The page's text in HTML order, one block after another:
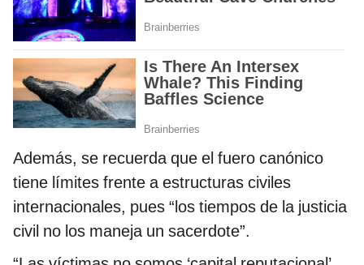
Además, se recuerda que el fuero canónico
tiene límites frente a estructuras civiles
internacionales, pues “los tiempos de la justicia
civil no los maneja un sacerdote”.